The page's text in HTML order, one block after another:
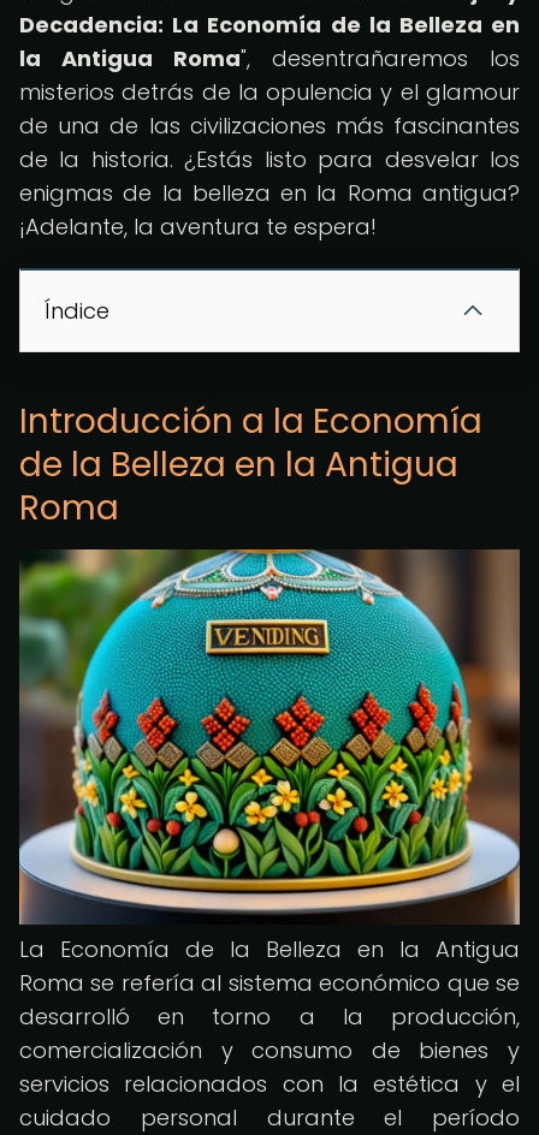
Decadencia: La Economía de la Belleza en
la Antigua Roma", desentrañaremos los
misterios detrás de la opulencia y el glamour
de una de las civilizaciones más fascinantes
de la historia. ¿Estás listo para desvelar los
enigmas de la belleza en la Roma antigua?
¡Adelante, la aventura te espera!
Índice
Introducción a la Economía
de la Belleza en la Antigua
Roma
La Economía de la Belleza en la Antigua
Roma se refería al sistema económico que se
desarrolló en torno a la producción,
comercialización y consumo de bienes y
servicios relacionados con la estética y el
cuidado personal durante el período